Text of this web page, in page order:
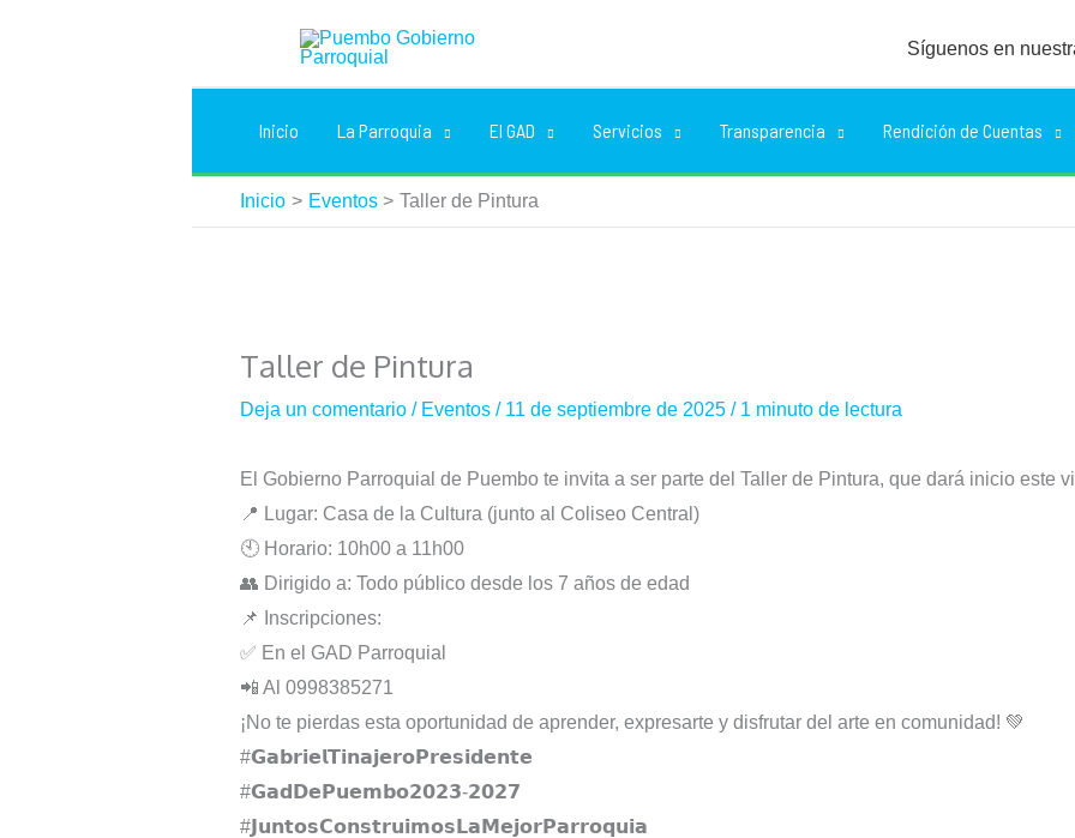
Síguenos en
Inicio La Parroquia El GAD Servicios Transparencia Rendición de Cuentas
Inicio Eventos Taller de Pintura
Taller de Pintura
Deja un comentario / Eventos / 11 de septiembre de 2025 / 1 minuto de lectura
El Gobierno Parroquial de Puembo te invita a ser parte del Taller de Pintura, que dará inicio este
📍 Lugar: Casa de la Cultura (junto al Coliseo Central)
🕙 Horario: 10h00 a 11h00
👥 Dirigido a: Todo público desde los 7 años de edad
📌 Inscripciones:
✅ En el GAD Parroquial
📲 Al 0998385271
¡No te pierdas esta oportunidad de aprender, expresarte y disfrutar del arte en comunidad! 💚
#𝗚𝗮𝗯𝗿𝗶𝗲𝗹𝗧𝗶𝗻𝗮𝗷𝗲𝗿𝗼𝗣𝗿𝗲𝘀𝗶𝗱𝗲𝗻𝘁𝗲⁣⁣⁣⁣⁣
#𝗚𝗮𝗱𝗗𝗲𝗣𝘂𝗲𝗺𝗯𝗼𝟮𝟬𝟮𝟯-𝟮𝟬𝟮𝟳⁣⁣⁣⁣⁣
#𝗝𝘂𝗻𝘁𝗼𝘀𝗖𝗼𝗻𝘀𝘁𝗿𝘂𝗶𝗺𝗼𝘀𝗟𝗮𝗠𝗲𝗷𝗼𝗿𝗣𝗮𝗿𝗿𝗼𝗾𝘂𝗶𝗮⁣⁣⁣⁣⁣